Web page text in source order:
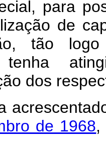
para
de
tão
tenha
dos
de 1968,